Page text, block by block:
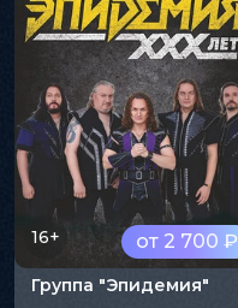
от 2 700 ₽
16+
Группа "Эпидемия"